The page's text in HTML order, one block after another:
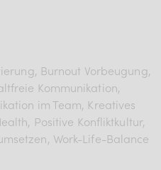
Burnout Vorbeugung,
Kommunikation,
im Team, Kreatives
Positive Konfliktkultur,
Work-Life-Balance